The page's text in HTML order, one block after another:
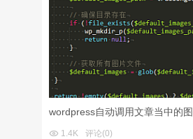
 1.4K 评论(0)